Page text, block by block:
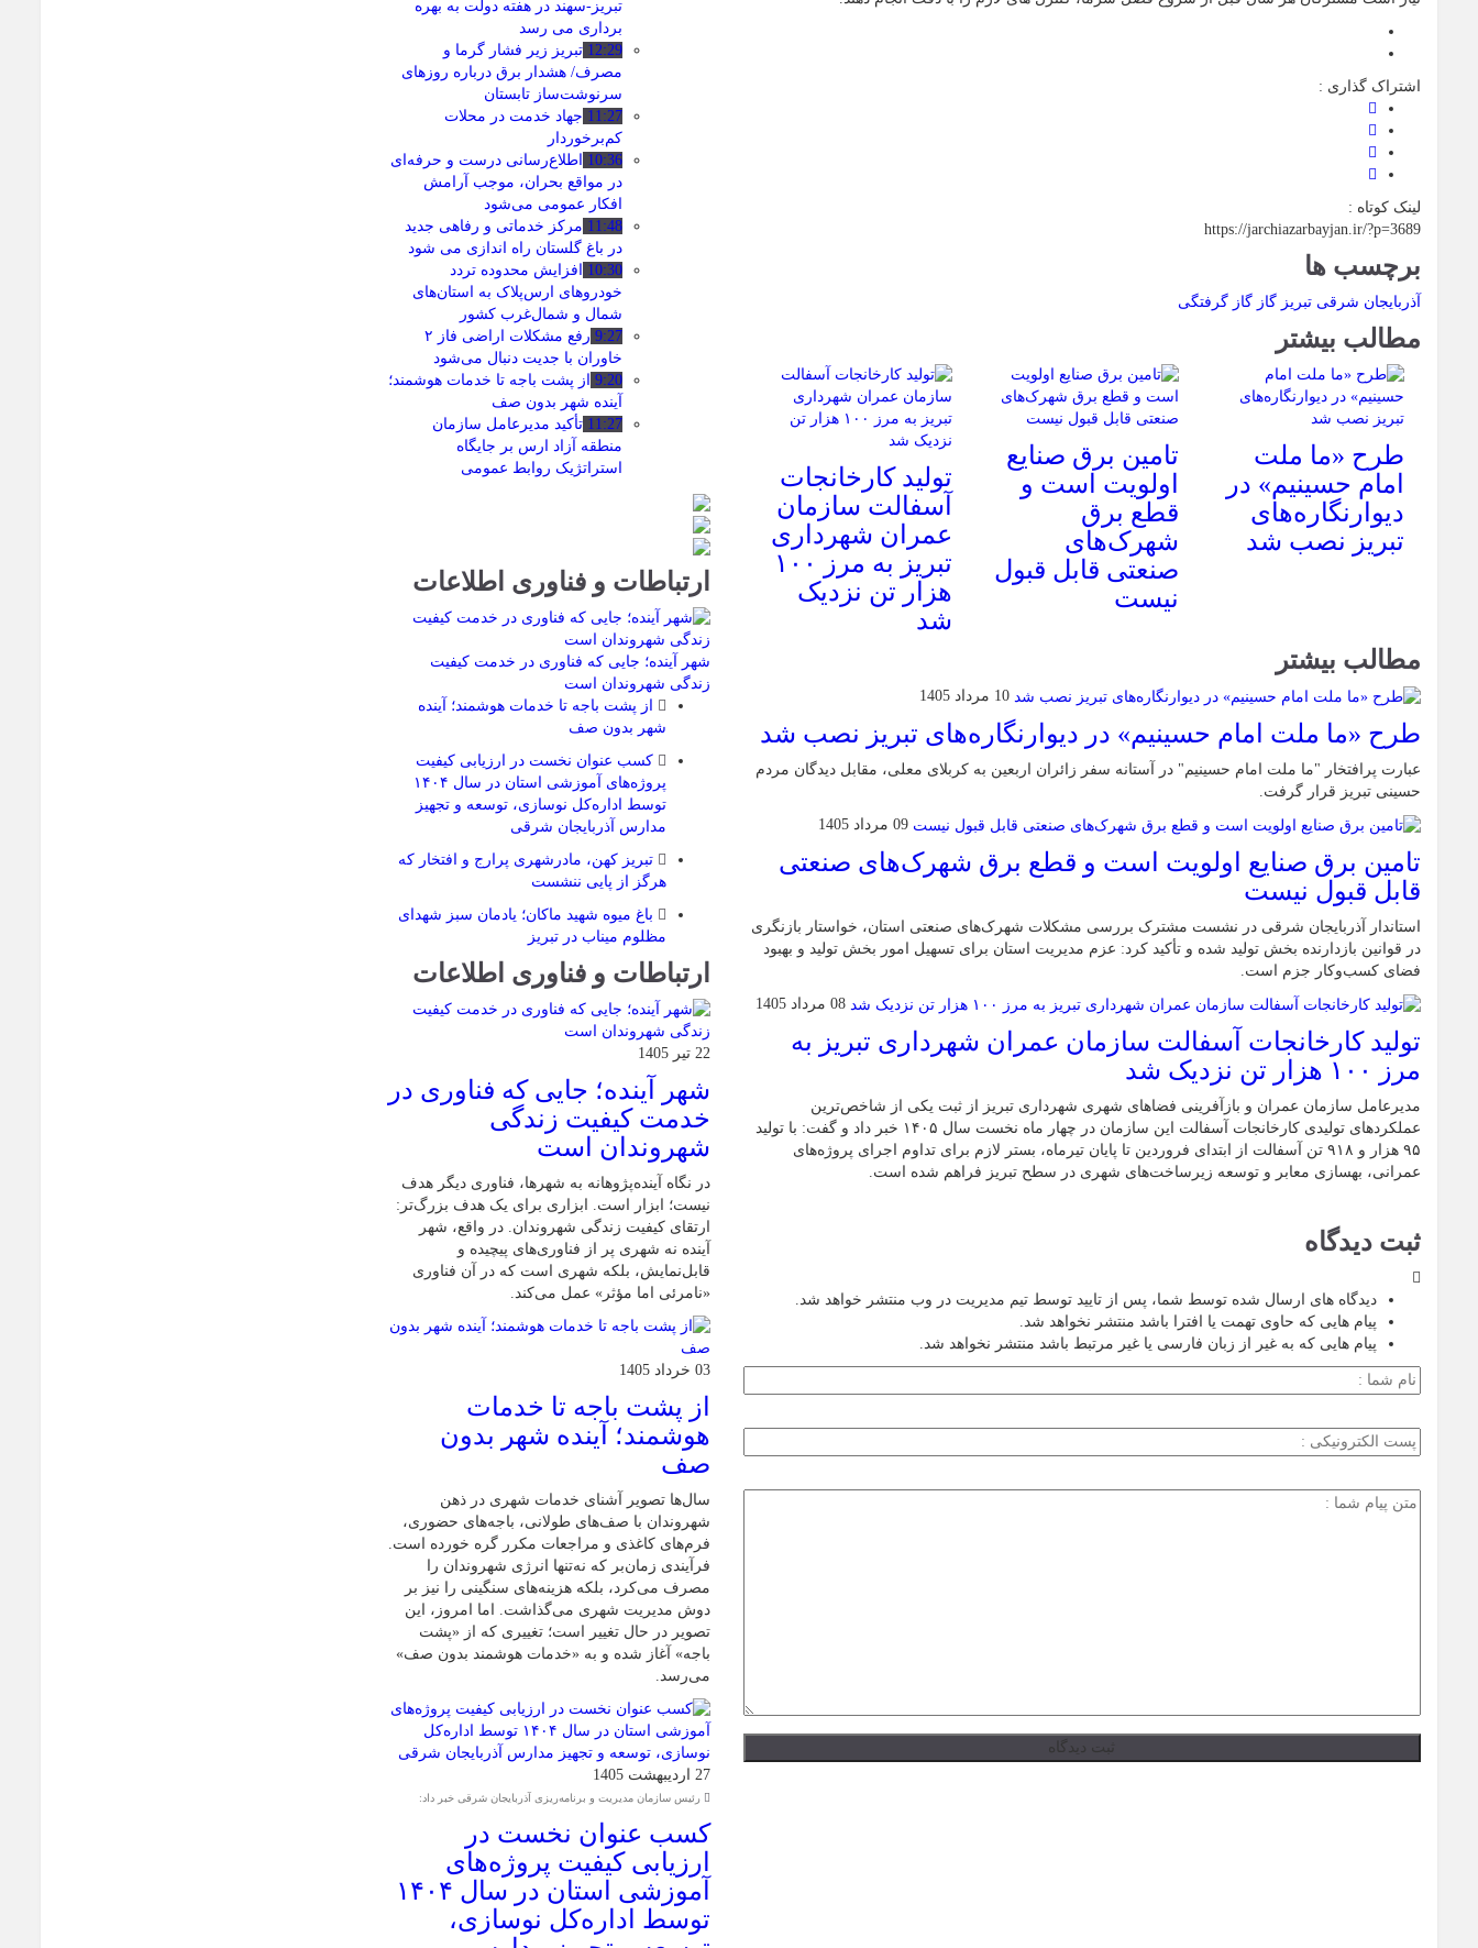
اشتراک گذاری :
لینک کوتاه :
https://jarchiazarbayjan.ir/?p=3689
برچسب ها
آذربایجان شرقی تبریز گاز گاز گرفتگی
مطالب بیشتر
طرح «ما ملت
امام حسینیم» در
دیوارنگاره‌های
تبریز نصب شد
تامین برق صنایع
اولویت است و
قطع برق
شهرک‌های
صنعتی قابل قبول
نیست
تولید کارخانجات
آسفالت سازمان
عمران شهرداری
تبریز به مرز ۱۰۰
هزار تن نزدیک
شد
مطالب بیشتر
10 مرداد 1405
طرح «ما ملت امام حسینیم» در دیوارنگاره‌های تبریز نصب شد
عبارت پرافتخار "ما ملت امام حسینیم" در آستانه سفر زائران اربعین به کربلای معلی، مقابل دیدگان مردم
حسینی تبریز قرار گرفت.
09 مرداد 1405
تامین برق صنایع اولویت است و قطع برق شهرک‌های صنعتی
قابل قبول نیست
استاندار آذربایجان شرقی در نشست مشترک بررسی مشکلات شهرک‌های صنعتی استان، خواستار بازنگری
در قوانین بازدارنده بخش تولید شده و تأکید کرد: عزم مدیریت استان برای تسهیل امور بخش تولید و بهبود
فضای کسب‌وکار جزم است.
08 مرداد 1405
تولید کارخانجات آسفالت سازمان عمران شهرداری تبریز به
مرز ۱۰۰ هزار تن نزدیک شد
مدیرعامل سازمان عمران و بازآفرینی فضاهای شهری شهرداری تبریز از ثبت یکی از شاخص‌ترین
عملکردهای تولیدی کارخانجات آسفالت این سازمان در چهار ماه نخست سال ۱۴۰۵ خبر داد و گفت: با تولید
۹۵ هزار و ۹۱۸ تن آسفالت از ابتدای فروردین تا پایان تیرماه، بستر لازم برای تداوم اجرای پروژه‌های
عمرانی، بهسازی معابر و توسعه زیرساخت‌های شهری در سطح تبریز فراهم شده است.
ثبت دیدگاه
دیدگاه های ارسال شده توسط شما، پس از تایید توسط تیم مدیریت در وب منتشر خواهد شد.
پیام هایی که حاوی تهمت یا افترا باشد منتشر نخواهد شد.
پیام هایی که به غیر از زبان فارسی یا غیر مرتبط باشد منتشر نخواهد شد.
تبریز-سهند در هفته دولت به بهره
‌برداری می‌ رسد
12:29 تبریز زیر فشار گرما و
مصرف/ هشدار برق درباره روزهای
سرنوشت‌ساز تابستان
11:27 جهاد خدمت در محلات
کم‌برخوردار
10:36 اطلاع‌رسانی درست و حرفه‌ای
در مواقع بحران، موجب آرامش
افکار عمومی می‌شود
11:48 مرکز خدماتی و رفاهی جدید
در باغ گلستان راه اندازی می شود
10:30
افزایش محدوده تردد
خودروهای ارس‌پلاک به استان‌های
شمال و شمال‌غرب کشور
9:27
رفع مشکلات اراضی فاز ۲
خاوران با جدیت دنبال می‌شود
9:20 از پشت باجه تا خدمات هوشمند؛
آینده شهر بدون صف
11:27 تأکید مدیرعامل سازمان
منطقه آزاد ارس بر جایگاه
استراتژیک روابط عمومی
ارتباطات و فناوری اطلاعات
شهر آینده؛ جایی که فناوری در خدمت کیفیت
زندگی شهروندان است
از پشت باجه تا خدمات هوشمند؛ آینده
شهر بدون صف
کسب عنوان نخست در ارزیابی کیفیت
پروژه‌های آموزشی استان در سال ۱۴۰۴
توسط اداره‌کل نوسازی، توسعه و تجهیز
مدارس آذربایجان شرقی
تبریز کهن، مادرشهری پرارج و افتخار که
هرگز از پایی ننشست
باغ میوه شهید ماکان؛ یادمان سبز شهدای
مظلوم میناب در تبریز
ارتباطات و فناوری اطلاعات
22 تیر 1405
شهر آینده؛ جایی که فناوری در
خدمت کیفیت زندگی
شهروندان است
در نگاه آینده‌پژوهانه به شهرها، فناوری دیگر هدف
نیست؛ ابزار است. ابزاری برای یک هدف بزرگ‌تر:
ارتقای کیفیت زندگی شهروندان. در واقع، شهر
آینده نه شهری پر از فناوری‌های پیچیده و
قابل‌نمایش، بلکه شهری است که در آن فناوری
«نامرئی اما مؤثر» عمل می‌کند.
03 خرداد 1405
از پشت باجه تا خدمات
هوشمند؛ آینده شهر بدون
صف
سال‌ها تصویر آشنای خدمات شهری در ذهن
شهروندان با صف‌های طولانی، باجه‌های حضوری،
فرم‌های کاغذی و مراجعات مکرر گره خورده است.
فرآیندی زمان‌بر که نه‌تنها انرژی شهروندان را
مصرف می‌کرد، بلکه هزینه‌های سنگینی را نیز بر
دوش مدیریت شهری می‌گذاشت. اما امروز، این
تصویر در حال تغییر است؛ تغییری که از «پشت
باجه» آغاز شده و به «خدمات هوشمند بدون صف»
می‌رسد.
27 اردیبهشت 1405
رئیس سازمان مدیریت و برنامه‌ریزی آذربایجان شرقی خبر داد:
کسب عنوان نخست در
ارزیابی کیفیت پروژه‌های
آموزشی استان در سال ۱۴۰۴
توسط اداره‌کل نوسازی،